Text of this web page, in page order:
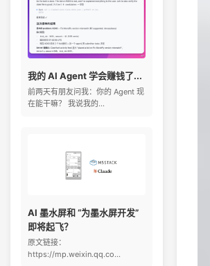
我的 AI Agent 学会赚钱了...
前两天有朋友问我：你的 Agent 现
在能干嘛？ 我说我的...
AI 墨水屏和 “为墨水屏开发”
即将起飞？
原文链接：
https://mp.weixin.qq.co...